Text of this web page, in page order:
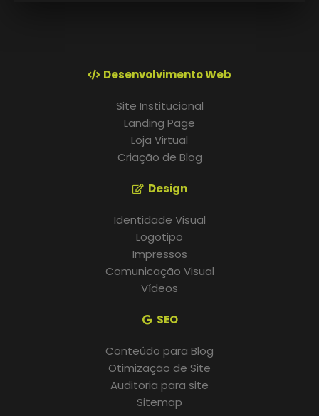
Desenvolvimento Web
Site Institucional
Landing Page
Loja Virtual
Criação de Blog
Design
Identidade Visual
Logotipo
Impressos
Comunicação Visual
Vídeos
SEO
Conteúdo para Blog
Otimização de Site
Auditoria para site
Sitemap